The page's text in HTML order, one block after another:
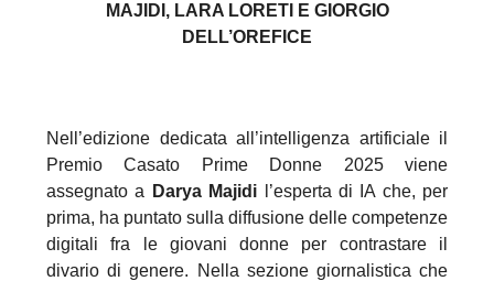
MAJIDI, LARA LORETI E GIORGIO
DELL’OREFICE
Nell’edizione dedicata all’intelligenza artificiale il
Premio Casato Prime Donne 2025 viene
assegnato a
Darya Majidi l’esperta di IA che, per
prima, ha puntato sulla diffusione delle competenze
digitali fra le giovani donne per contrastare il
divario di genere. Nella sezione giornalistica che